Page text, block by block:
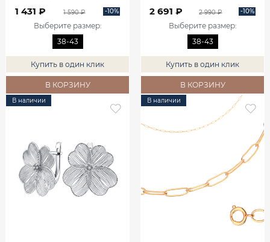
1 431 ₽ 1 590 ₽ -10%
Выберите размер:
38-43
Купить в один клик
В КОРЗИНУ
2 691 ₽ 2 990 ₽ -10%
Выберите размер:
38-43
Купить в один клик
В КОРЗИНУ
В наличии В наличии